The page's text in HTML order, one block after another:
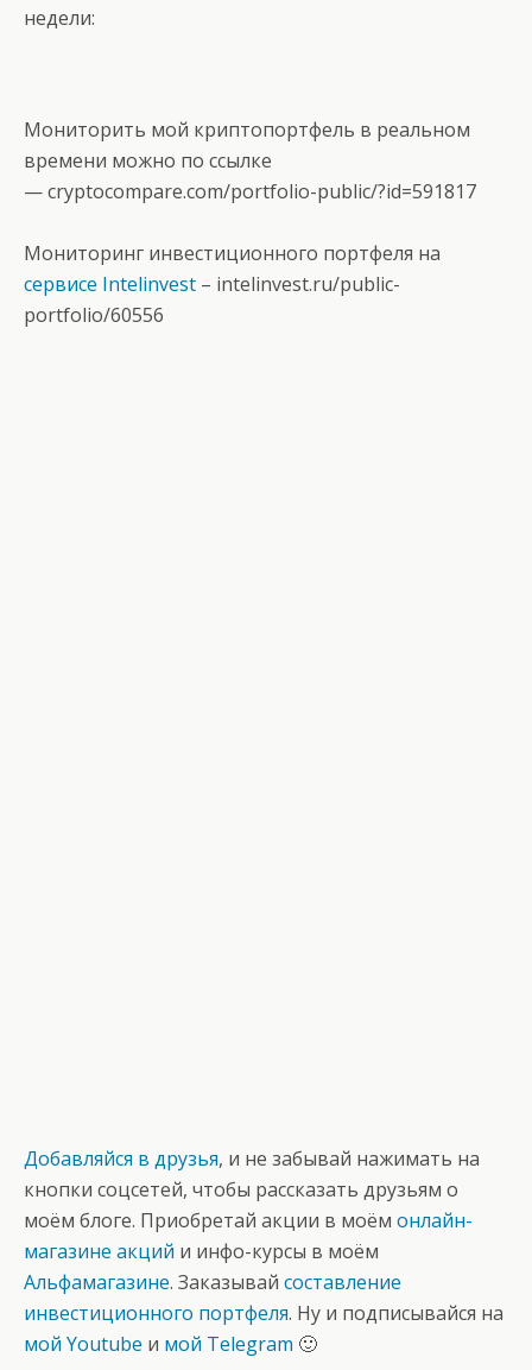
недели:
Мониторить мой криптопортфель в реальном
времени можно по ссылке
—cryptocompare.com/portfolio-public/?id=591817
Мониторинг инвестиционного портфеля на
сервисе Intelinvest – intelinvest.ru/public-
portfolio/60556
Добавляйся в друзья, и не забывай нажимать на
кнопки соцсетей, чтобы рассказать друзьям о
моём блоге. Приобретай акции в моём онлайн-
магазине акций и инфо-курсы в моём
Альфамагазине. Заказывай составление
инвестиционного портфеля. Ну и подписывайся на
мой Youtube и мой Telegram 🙂